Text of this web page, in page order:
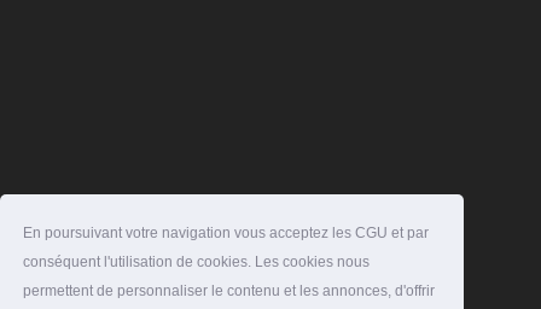
En poursuivant votre navigation vous acceptez les CGU et par
conséquent l'utilisation de cookies. Les cookies nous
permettent de personnaliser le contenu et les annonces, d'offrir